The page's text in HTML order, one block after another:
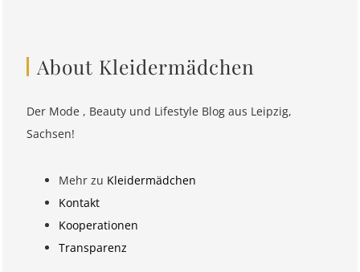
About Kleidermädchen
Der Mode , Beauty und Lifestyle Blog aus Leipzig,
Sachsen!
Mehr zu Kleidermädchen
Kontakt
Kooperationen
Transparenz